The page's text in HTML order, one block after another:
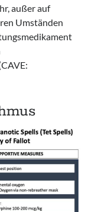
außer auf
Umständen